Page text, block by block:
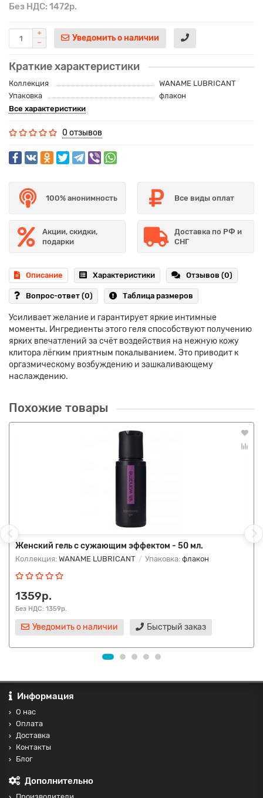
Без НДС: 1472р.
Уведомить о наличии
Краткие характеристики
Коллекция
WANAME LUBRICANT
Упаковка
флакон
Все характеристики
0 отзывов
100% анонимность Все виды оплат
Акции, скидки,
подарки
Доставка по РФ и
СНГ
Описание Характеристики Отзывов (0)
Вопрос-ответ (0) Таблица размеров
Усиливает желание и гарантирует яркие интимные
моменты. Ингредиенты этого геля способствуют получению
ярких впечатлений за счёт воздействия на нежную кожу
клитора лёгким приятным покалыванием. Это приводит к
оргазмическому возбуждению и зашкаливающему
наслаждению.
Похожие товары
Женский гель с сужающим эффектом - 50 мл.
Коллекция: WANAME LUBRICANT Упаковка: флакон
1359р.
Без НДС: 1359р.
Уведомить о наличии Быстрый заказ
Информация
О нас
Оплата
Доставка
Контакты
Блог
Дополнительно